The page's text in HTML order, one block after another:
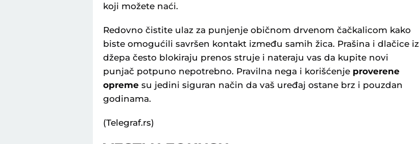
koji možete naći.
Redovno čistite ulaz za punjenje običnom drvenom čačkalicom kako
biste omogućili savršen kontakt između samih žica. Prašina i dlačice iz
džepa često blokiraju prenos struje i nateraju vas da kupite novi
punjač potpuno nepotrebno. Pravilna nega i korišćenje proverene
opreme su jedini siguran način da vaš uređaj ostane brz i pouzdan
godinama.
(Telegraf.rs)